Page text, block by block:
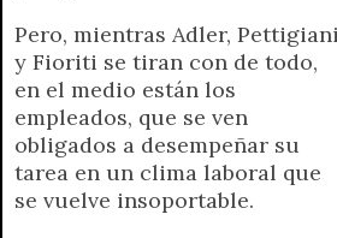
Pero, mientras Adler, Pettigiani
y Fioriti se tiran con de todo,
en el medio están los
empleados, que se ven
obligados a desempeñar su
tarea en un clima laboral que
se vuelve insoportable.